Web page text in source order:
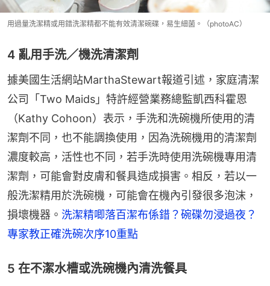
用過量洗潔精或用錯洗潔精都不能有效清潔碗碟，易生細菌。（photoAC）
4 亂用手洗／機洗清潔劑
據美國生活網站MarthaStewart報道引述，家庭清潔
公司「Two Maids」特許經營業務總監凱西科霍恩
（Kathy Cohoon）表示，手洗和洗碗機所使用的清
潔劑不同，也不能調換使用，因為洗碗機用的清潔劑
濃度較高，活性也不同，若手洗時使用洗碗機專用清
潔劑，可能會對皮膚和餐具造成損害。相反，若以一
般洗潔精用於洗碗機，可能會在機內引發很多泡沫，
損壞機器。 洗潔精唧落百潔布係錯？碗碟勿浸過夜？
專家教正確洗碗次序10重點
5 在不潔水槽或洗碗機內清洗餐具